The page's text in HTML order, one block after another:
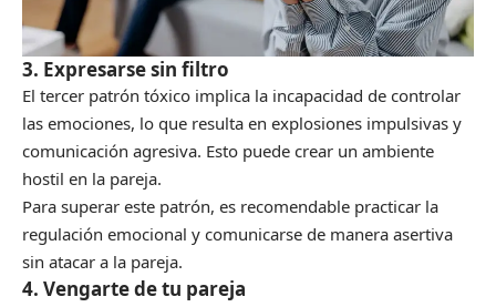
3. Expresarse sin filtro
El tercer patrón tóxico implica la incapacidad de controlar
las emociones, lo que resulta en explosiones impulsivas y
comunicación agresiva. Esto puede crear un ambiente
hostil en la pareja.
Para superar este patrón, es recomendable practicar la
regulación emocional y comunicarse de manera asertiva
sin atacar a la pareja.
4. Vengarte de tu pareja